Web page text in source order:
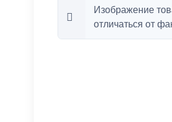
Изображение
отличаться от